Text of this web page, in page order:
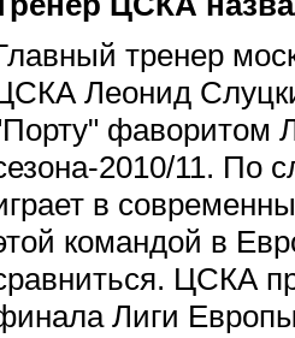
тренер
Леонид
фаворитом
2010/11. По
в
командой в
ЦСКА
Лиги